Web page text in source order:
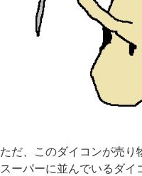
ただ、このダイコンが売り
スーパーに並んでいるダイ